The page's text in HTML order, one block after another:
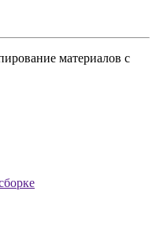
материалов с